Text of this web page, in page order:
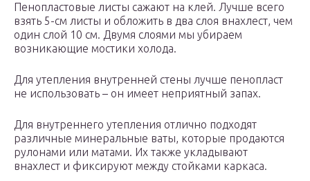
Пенопластовые листы сажают на клей. Лучше всего
взять 5-см листы и обложить в два слоя внахлест, чем
один слой 10 см. Двумя слоями мы убираем
возникающие мостики холода.
Для утепления внутренней стены лучше пенопласт
не использовать – он имеет неприятный запах.
Для внутреннего утепления отлично подходят
различные минеральные ваты, которые продаются
рулонами или матами. Их также укладывают
внахлест и фиксируют между стойками каркаса.